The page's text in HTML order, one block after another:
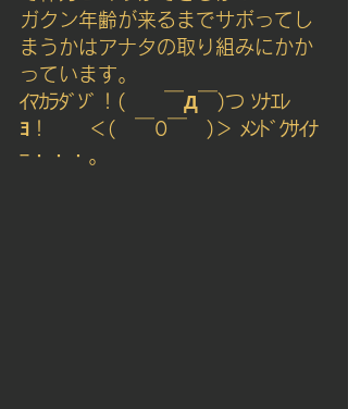
ガクン年齢が来るまでサボってし
まうかはアナタの取り組みにかか
っています。
ｲﾏｶﾗﾀﾞｿﾞ！(　　￣Д￣)つ ｿﾅｴﾚ
ﾖ！　　＜(　￣0￣　)＞ ﾒﾝﾄﾞｸｻｲﾅ
ｰ・・・。